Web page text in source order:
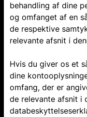
behandling af dine
og omfanget af en
de respektive
relevante afsnit i
Hvis du giver os et
dine
omfang, der er
de relevante afsnit i